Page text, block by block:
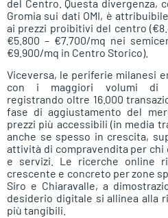
del Centro. Questa divergenza,
Gromia sui dati OMI, è
ai prezzi proibitivi del centro
€5.800 – €7.700/mq nei
€9.900/mq in Centro Storico).
Viceversa, le periferie milanesi
con i maggiori volumi di
registrando oltre 16.000
fase di aggiustamento del
prezzi più accessibili (in media
anche se spesso in crescita,
attività di compravendita per
e servizi. Le ricerche online
crescente e concreto per zone
Siro e Chiaravalle, a
desiderio digitale si allinea alla
più tangibili.